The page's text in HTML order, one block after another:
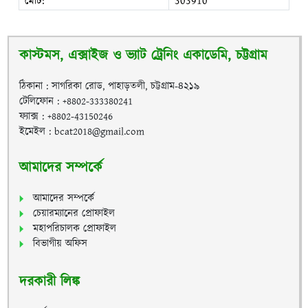
কাস্টমস, এক্সাইজ ও ভ্যাট ট্রেনিং একাডেমি, চট্টগ্রাম
ঠিকানা : সাগরিকা রোড, পাহাড়তলী, চট্টগ্রাম-৪২১৯
টেলিফোন : +8802-333380241
ফ্যাক্স : +8802-43150246
ইমেইল : bcat2018@gmail.com
আমাদের সম্পর্কে
আমাদের সম্পর্কে
চেয়ারম্যানের প্রোফাইল
মহাপরিচালক প্রোফাইল
বিভাগীয় অফিস
দরকারী লিঙ্ক